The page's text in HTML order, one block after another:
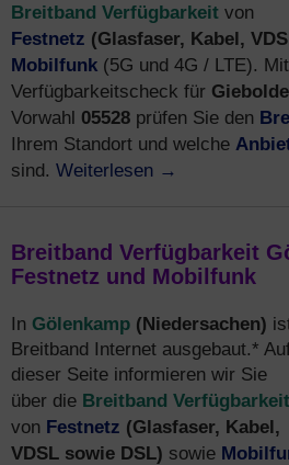
Breitband Verfügbarkeit von
Festnetz (Glasfaser, Kabel,
Mobilfunk (5G und 4G / LTE).
Verfügbarkeitscheck für
Vorwahl 05528 prüfen Sie den
Ihrem Standort und welche
sind. Weiterlesen →
Breitband Verfügbarkeit
Festnetz und Mobilfunk
In Gölenkamp (Niedersachen)
Breitband Internet ausgebaut.*
dieser Seite informieren wir Sie
über die Breitband Verfügbarkeit
von Festnetz (Glasfaser, Kabel,
VDSL sowie DSL) sowie